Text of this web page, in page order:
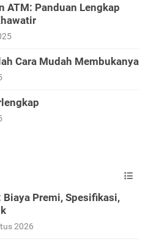
ATM: Panduan Lengkap
Cara Mudah Membukanya
Premi, Spesifikasi,
2026